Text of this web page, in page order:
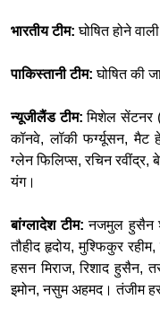
भारतीय टीम: घोषित होने
पाकिस्तानी टीम: घोषित की
न्यूजीलैंड टीम: मिशेल सेंटनर
कॉनवे, लॉकी फर्ग्यूसन, मैट
ग्लेन फिलिप्स, रचिन
यंग।
बांग्लादेश टीम: नजमुल हुसैन
तौहीद हृदोय, मुश्फिकुर
हसन मिराज, रिशाद हुसैन,
इमोन, नसुम अहमद। तंजीम